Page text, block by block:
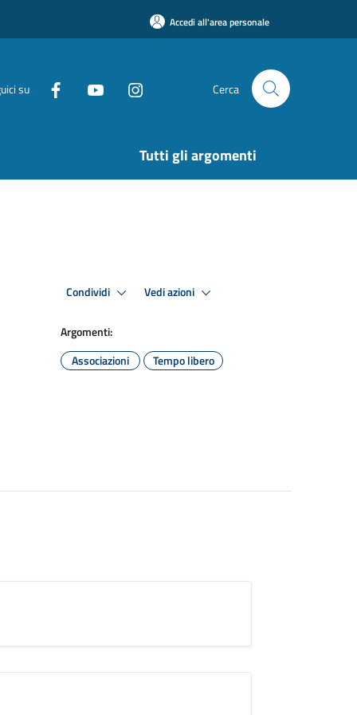
Accedi all'area personale
su Cerca
Tutti gli argomenti
Condividi Vedi azioni
Argomenti:
Associazioni
Tempo libero